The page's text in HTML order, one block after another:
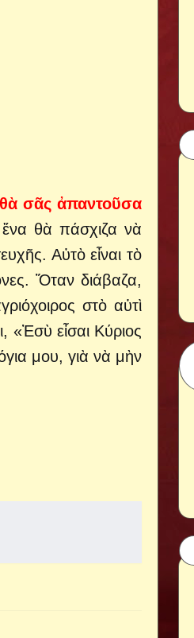
σᾶς ἀπαντοῦσα
θὰ πάσχιζα νὰ
Αὐτὸ εἶναι τὸ
Ὅταν διάβαζα,
στὸ αὐτὶ
«Ἐσὺ εἶσαι Κύριος
μου, γιὰ νὰ μὴν